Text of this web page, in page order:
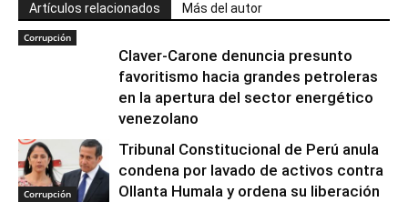
Artículos relacionados Más del autor
Corrupción
Claver-Carone denuncia presunto
favoritismo hacia grandes petroleras
en la apertura del sector energético
venezolano
Corrupción
Tribunal Constitucional de Perú anula
condena por lavado de activos contra
Ollanta Humala y ordena su liberación